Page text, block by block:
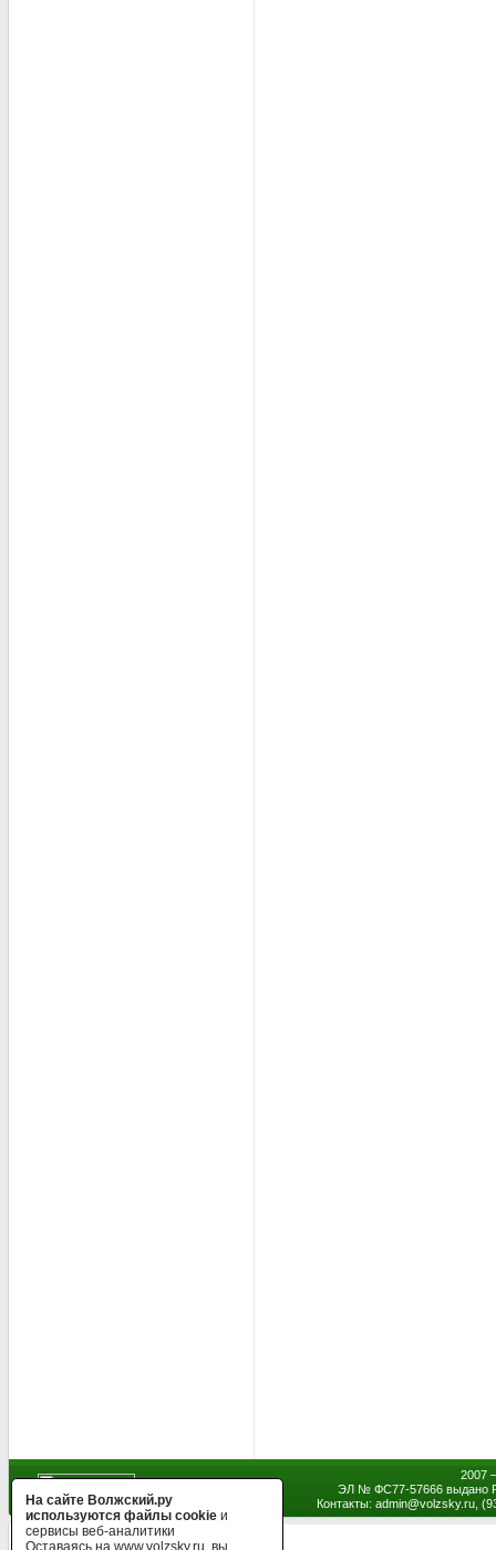
2007
ЭЛ № ФС77-57666 выдано
Контакты: admin@volzsky.ru,
На сайте Волжский.ру
используются файлы cookie и
сервисы веб-аналитики
Оставаясь на www.volzsky.ru, вы